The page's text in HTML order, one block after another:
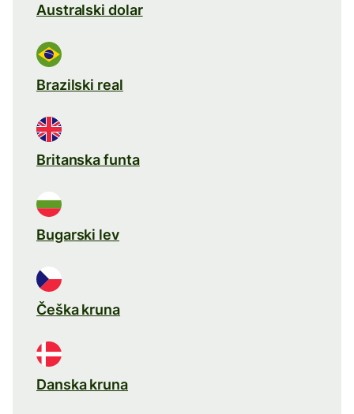
Australski dolar
Brazilski real
Britanska funta
Bugarski lev
Češka kruna
Danska kruna